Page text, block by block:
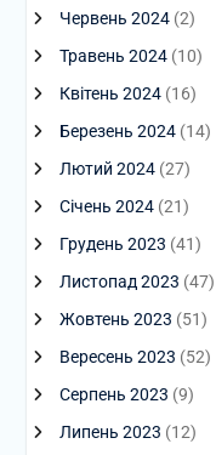
Червень 2024(2)
Травень 2024(10)
Квітень 2024(16)
Березень 2024(14)
Лютий 2024(27)
Січень 2024(21)
Грудень 2023 (41)
Листопад 2023 (47)
Жовтень 2023 (51)
Вересень 2023 (52)
Серпень 2023 (9)
Липень 2023 (12)